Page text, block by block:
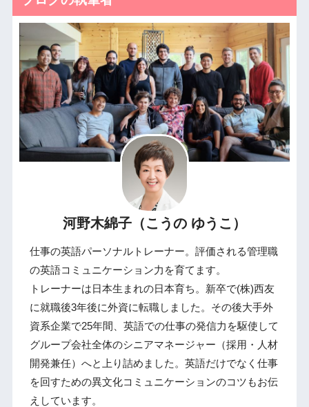
河野木綿子（こうの ゆうこ）
仕事の英語パーソナルトレーナー。評価される管理職
の英語コミュニケーション力を育てます。
トレーナーは日本生まれの日本育ち。新卒で(株)西友
に就職後3年後に外資に転職しました。その後大手外
資系企業で25年間、英語での仕事の発信力を駆使して
グループ会社全体のシニアマネージャー（採用・人材
開発兼任）へと上り詰めました。英語だけでなく仕事
を回すための異文化コミュニケーションのコツもお伝
えしています。